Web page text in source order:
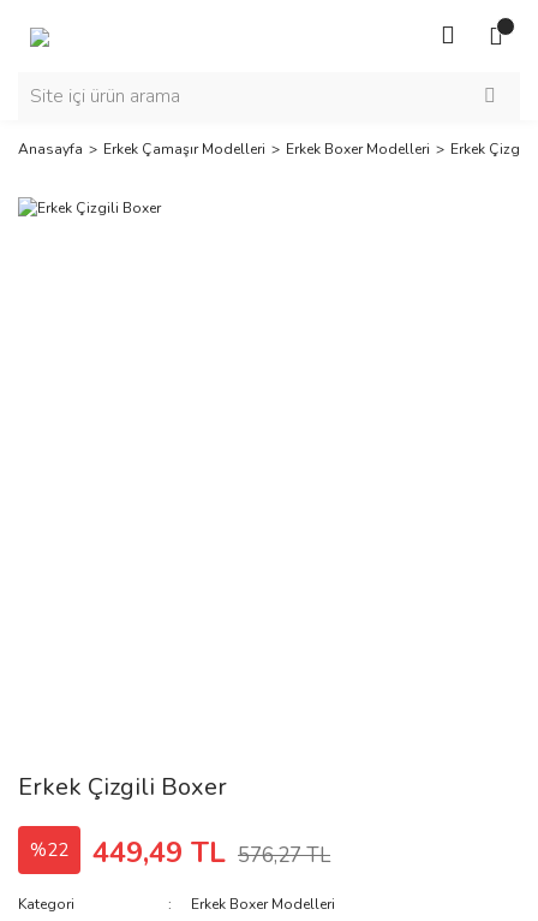
Anasayfa Erkek Çamaşır Modelleri Erkek Boxer Modelleri Erkek Çizgili
Erkek Çizgili Boxer
%22 449,49 TL 576,27 TL
Kategori
Erkek Boxer Modelleri